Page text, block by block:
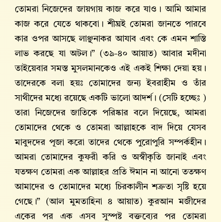
তোমরা নিজেদের জায়গায় কাজ করে যাও। আমি আমার
কাজ করে যেতে থাকবো। শীঘ্রই তোমরা জানতে পারবে
কার ওপর আসছে লাঞ্ছনাকর আযাব এবং কে এমন শাস্তি
লাভ করছে যা অটল।” (৩৯-৪০ আয়াত) আবার মদীনা
তাইয়েবার সমস্ত মুসলমানকেও এই একই শিক্ষা দেয়া হয়।
তাদেরকে বলা হয়ঃ তোমাদের জন্য ইবরাহীম ও তাঁর
সাথীদের মধ্যে রয়েছে একটি ভালো আদর্শ। (সেটি হচ্ছেঃ )
তারা নিজেদের জাতিকে পরিষ্কার বলে দিয়েছে, আমরা
তোমাদের থেকে ও তোমরা আল্লাহকে বাদ দিয়ে যেসব
মাবুদদের পূজা করো তাদের থেকে পুরোপুরি সম্পর্কহীন।
আমরা তোমাদের কুফরী করি ও অস্বীকৃতি জানাই এবং
যতক্ষণ তোমরা এক আল্লাহর প্রতি ঈমান না আনো ততক্ষণ
আমাদের ও তোমাদের মধ্যে চিরকালীন শত্রুতা সৃষ্টি হয়ে
গেছে।” (আল মুমতাহিনা ৪ আয়াত) কুরআন মজীদের
একের পর এক এসব সুস্পষ্ট বক্তব্যের পর তোমরা